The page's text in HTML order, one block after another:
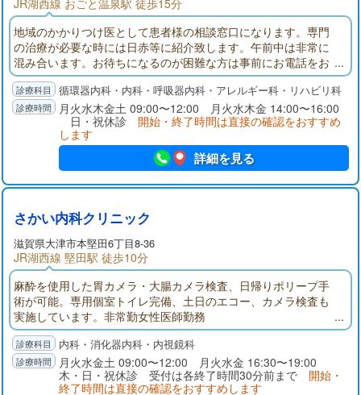
JR湖西線 おごと温泉駅 徒歩15分
地域のかかりつけ医として患者様の相談窓口になります。専門
の治療が必要な時には日赤等に紹介致します。午前中は非常に
混み合います。お待ちになるのが困難な方は事前にお電話をお
願いします。
循環器内科・内科・呼吸器内科・アレルギー科・リハビリ科
月火水木金土 09:00〜12:00 月火水木金 14:00〜16:00
日・祝休診 開始・終了時間は直接の確認をおすすめ
します
詳細を見る
さかい内科クリニック
滋賀県大津市本堅田6丁目8-36
JR湖西線 堅田駅 徒歩10分
麻酔を使用した胃カメラ・大腸カメラ検査、日帰りポリープ手
術が可能。専用個室トイレ完備、土日のエコー、カメラ検査も
実施しています。非常勤女性医師勤務
内科・消化器内科・内視鏡科
月火水金土 09:00〜12:00 月火水金 16:30〜19:00
木・日・祝休診 受付は各終了時間30分前まで 開始・
終了時間は直接の確認をおすすめします